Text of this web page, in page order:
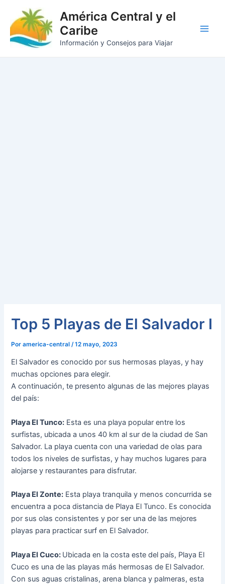
contenido
América Central y el
Caribe
Información y Consejos para Viajar
Top 5 Playas de El Salvador I
Poramerica-central/12 mayo, 2023
El Salvador es conocido por sus hermosas playas, y hay
muchas opciones para elegir.
A continuación, te presento algunas de las mejores playas
del país:
Playa El Tunco: Esta es una playa popular entre los
surfistas, ubicada a unos 40 km al sur de la ciudad de San
Salvador. La playa cuenta con una variedad de olas para
todos los niveles de surfistas, y hay muchos lugares para
alojarse y restaurantes para disfrutar.
Playa El Zonte: Esta playa tranquila y menos concurrida se
encuentra a poca distancia de Playa El Tunco. Es conocida
por sus olas consistentes y por ser una de las mejores
playas para practicar surf en El Salvador.
Playa El Cuco: Ubicada en la costa este del país, Playa El
Cuco es una de las playas más hermosas de El Salvador.
Con sus aguas cristalinas, arena blanca y palmeras, esta